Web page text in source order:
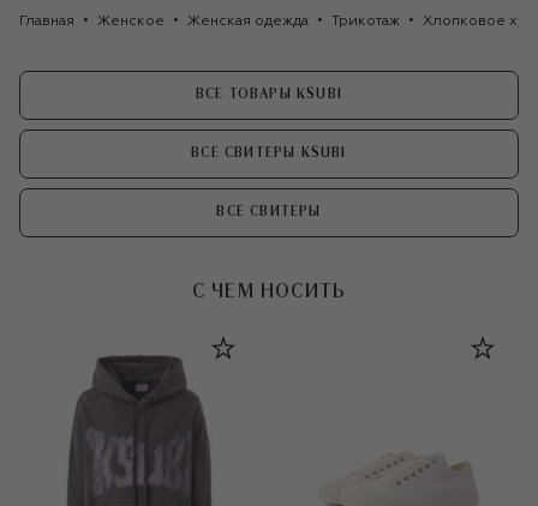
Главная Женское Женская одежда Трикотаж Хлопковое
ВСЕ ТОВАРЫ KSUBI
ВСЕ СВИТЕРЫ KSUBI
ВСЕ СВИТЕРЫ
С ЧЕМ НОСИТЬ